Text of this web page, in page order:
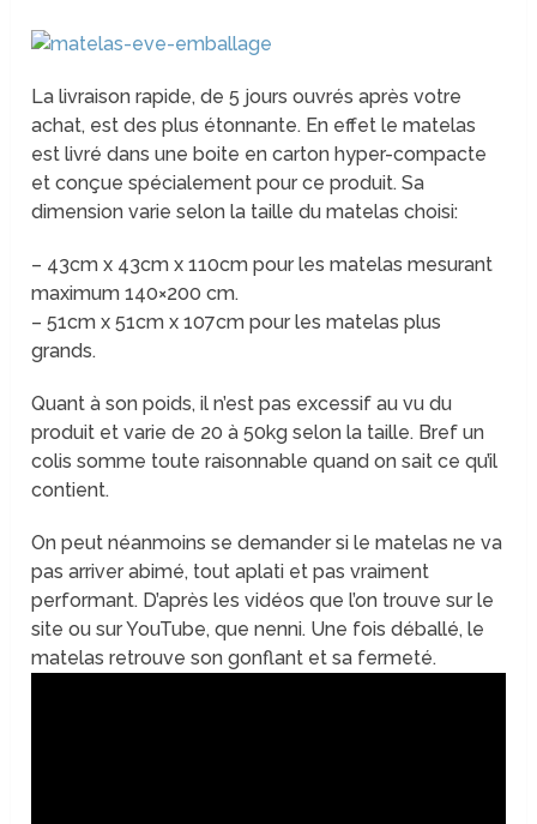
La livraison rapide, de 5 jours ouvrés après votre
achat, est des plus étonnante. En effet le matelas
est livré dans une boite en carton hyper-compacte
et conçue spécialement pour ce produit. Sa
dimension varie selon la taille du matelas choisi:
– 43cm x 43cm x 110cm pour les matelas mesurant
maximum 140×200 cm.
– 51cm x 51cm x 107cm pour les matelas plus
grands.
Quant à son poids, il n’est pas excessif au vu du
produit et varie de 20 à 50kg selon la taille. Bref un
colis somme toute raisonnable quand on sait ce qu’il
contient.
On peut néanmoins se demander si le matelas ne va
pas arriver abimé, tout aplati et pas vraiment
performant. D’après les vidéos que l’on trouve sur le
site ou sur YouTube, que nenni. Une fois déballé, le
matelas retrouve son gonflant et sa fermeté.